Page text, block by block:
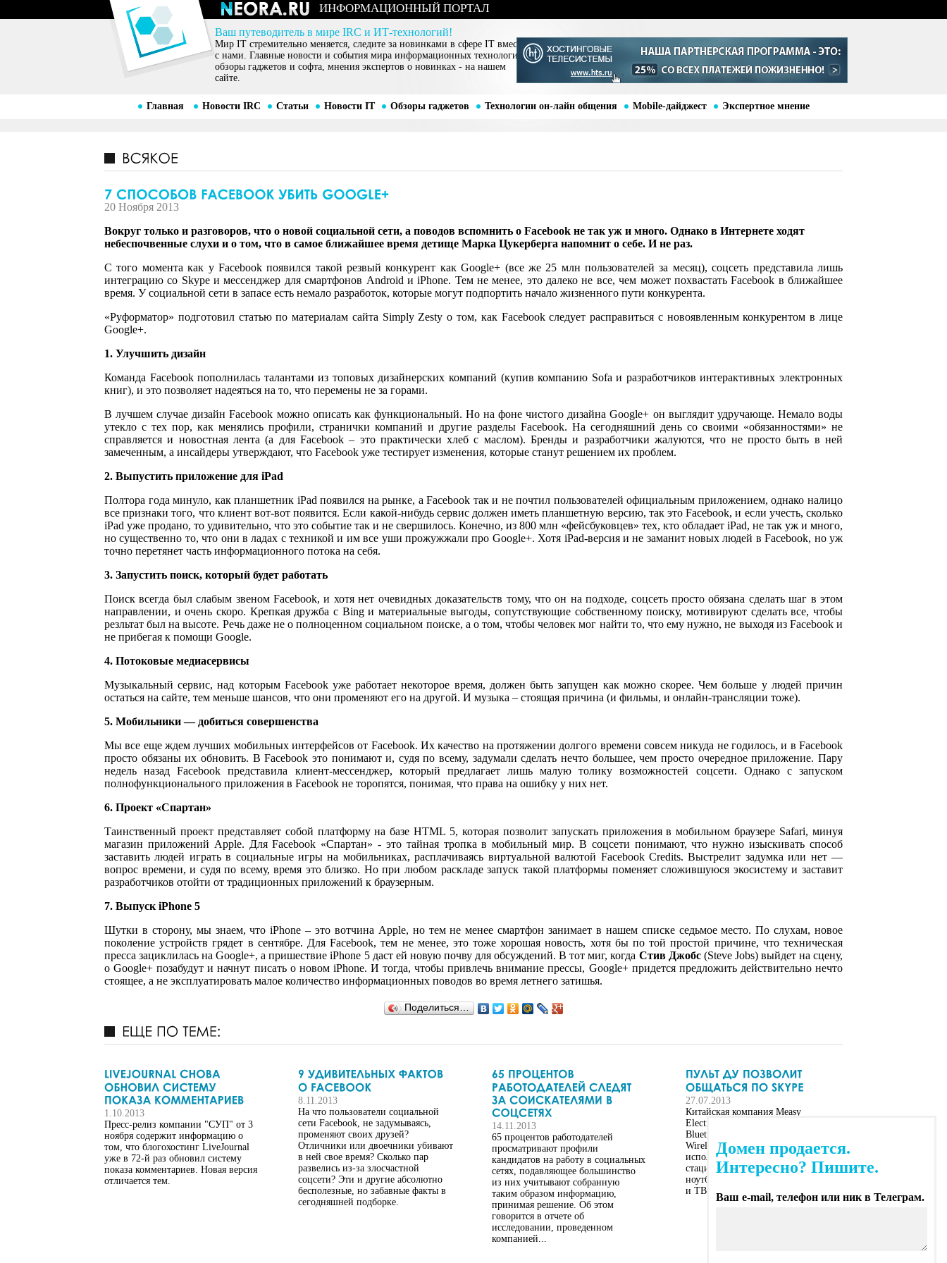
ИНФОРМАЦИОННЫЙ ПОРТАЛ
Ваш путеводитель в мире IRC и ИТ-технологий!
Мир IT стремительно меняется, следите за новинками в сфере IT вместе
с нами. Главные новости и события мира информационных технологий,
обзоры гаджетов и софта, мнения экспертов о новинках - на нашем
сайте.
Главная Новости IRC Статьи Новости IT Обзоры гаджетов Технологии он-лайн общения Mobile-дайджест Экспертное мнение
20 Ноября 2013
Вокруг только и разговоров, что о новой социальной сети, а поводов вспомнить о Facebook не так уж и много. Однако в Интернете ходят
небеспочвенные слухи и о том, что в самое ближайшее время детище Марка Цукерберга напомнит о себе. И не раз.
С того момента как у Facebook появился такой резвый конкурент как Google+ (все же 25 млн пользователей за месяц), соцсеть представила лишь
интеграцию со Skype и мессенджер для смартфонов Android и iPhone. Тем не менее, это далеко не все, чем может похвастать Facebook в ближайшее
время. У социальной сети в запасе есть немало разработок, которые могут подпортить начало жизненного пути конкурента.
«Руформатор» подготовил статью по материалам сайта Simply Zesty о том, как Facebook следует расправиться с новоявленным конкурентом в лице
Google+.
1. Улучшить дизайн
Команда Facebook пополнилась талантами из топовых дизайнерских компаний (купив компанию Sofa и разработчиков интерактивных электронных
книг), и это позволяет надеяться на то, что перемены не за горами.
В лучшем случае дизайн Facebook можно описать как функциональный. Но на фоне чистого дизайна Google+ он выглядит удручающе. Немало воды
утекло с тех пор, как менялись профили, странички компаний и другие разделы Facebook. На сегодняшний день со своими «обязанностями» не
справляется и новостная лента (а для Facebook – это практически хлеб с маслом). Бренды и разработчики жалуются, что не просто быть в ней
замеченным, а инсайдеры утверждают, что Facebook уже тестирует изменения, которые станут решением их проблем.
2. Выпустить приложение для iPad
Полтора года минуло, как планшетник iPad появился на рынке, а Facebook так и не почтил пользователей официальным приложением, однако налицо
все признаки того, что клиент вот-вот появится. Если какой-нибудь сервис должен иметь планшетную версию, так это Facebook, и если учесть, сколько
iPad уже продано, то удивительно, что это событие так и не свершилось. Конечно, из 800 млн «фейсбуковцев» тех, кто обладает iPad, не так уж и много,
но существенно то, что они в ладах с техникой и им все уши прожужжали про Google+. Хотя iPad-версия и не заманит новых людей в Facebook, но уж
точно перетянет часть информационного потока на себя.
3. Запустить поиск, который будет работать
Поиск всегда был слабым звеном Facebook, и хотя нет очевидных доказательств тому, что он на подходе, соцсеть просто обязана сделать шаг в этом
направлении, и очень скоро. Крепкая дружба с Bing и материальные выгоды, сопутствующие собственному поиску, мотивируют сделать все, чтобы
резльтат был на высоте. Речь даже не о полноценном социальном поиске, а о том, чтобы человек мог найти то, что ему нужно, не выходя из Facebook и
не прибегая к помощи Google.
4. Потоковые медиасервисы
Музыкальный сервис, над которым Facebook уже работает некоторое время, должен быть запущен как можно скорее. Чем больше у людей причин
остаться на сайте, тем меньше шансов, что они променяют его на другой. И музыка – стоящая причина (и фильмы, и онлайн-трансляции тоже).
5. Мобильники — добиться совершенства
Мы все еще ждем лучших мобильных интерфейсов от Facebook. Их качество на протяжении долгого времени совсем никуда не годилось, и в Facebook
просто обязаны их обновить. В Facebook это понимают и, судя по всему, задумали сделать нечто большее, чем просто очередное приложение. Пару
недель назад Facebook представила клиент-мессенджер, который предлагает лишь малую толику возможностей соцсети. Однако с запуском
полнофункционального приложения в Facebook не торопятся, понимая, что права на ошибку у них нет.
6. Проект «Спартан»
Таинственный проект представляет собой платформу на базе HTML 5, которая позволит запускать приложения в мобильном браузере Safari, минуя
магазин приложений Apple. Для Facebook «Спартан» - это тайная тропка в мобильный мир. В соцсети понимают, что нужно изыскивать способ
заставить людей играть в социальные игры на мобильниках, расплачиваясь виртуальной валютой Facebook Credits. Выстрелит задумка или нет —
вопрос времени, и судя по всему, время это близко. Но при любом раскладе запуск такой платформы поменяет сложившуюся экосистему и заставит
разработчиков отойти от традиционных приложений к браузерным.
7. Выпуск iPhone 5
Шутки в сторону, мы знаем, что iPhone – это вотчина Apple, но тем не менее смартфон занимает в нашем списке седьмое место. По слухам, новое
поколение устройств грядет в сентябре. Для Facebook, тем не менее, это тоже хорошая новость, хотя бы по той простой причине, что техническая
пресса зациклилась на Google+, а пришествие iPhone 5 даст ей новую почву для обсуждений. В тот миг, когда Стив Джобс(Steve Jobs) выйдет на сцену,
о Google+ позабудут и начнут писать о новом iPhone. И тогда, чтобы привлечь внимание прессы, Google+ придется предложить действительно нечто
стоящее, а не эксплуатировать малое количество информационных поводов во время летнего затишья.
Поделиться…
1.10.2013
Пресс-релиз компании "СУП" от 3
ноября содержит информацию о
том, что блогохостинг LiveJournal
уже в 72-й раз обновил систему
показа комментариев. Новая версия
отличается тем.
8.11.2013
На что пользователи социальной
сети Facebook, не задумываясь,
променяют своих друзей?
Отличники или двоечники убивают
в ней свое время? Сколько пар
развелись из-за злосчастной
соцсети? Эти и другие абсолютно
бесполезные, но забавные факты в
сегодняшней подборке.
14.11.2013
65 процентов работодателей
просматривают профили
кандидатов на работу в социальных
сетях, подавляющее большинство
из них учитывают собранную
таким образом информацию,
принимая решение. Об этом
говорится в отчете об
исследовании, проведенном
компанией...
27.07.2013
Китайская компания Measy
Electronics Co., Ltd представила
Bluetooth-устройство Measy RC13
Wireless Voice Air Mouse, которое
используется для управления
стационарными компьютерами,
ноутбуками, Smart TV, планшетами
и ТВ-приставками на Android.
Домен продается.
Интересно? Пишите.
Ваш e-mail, телефон или ник в Телеграм.